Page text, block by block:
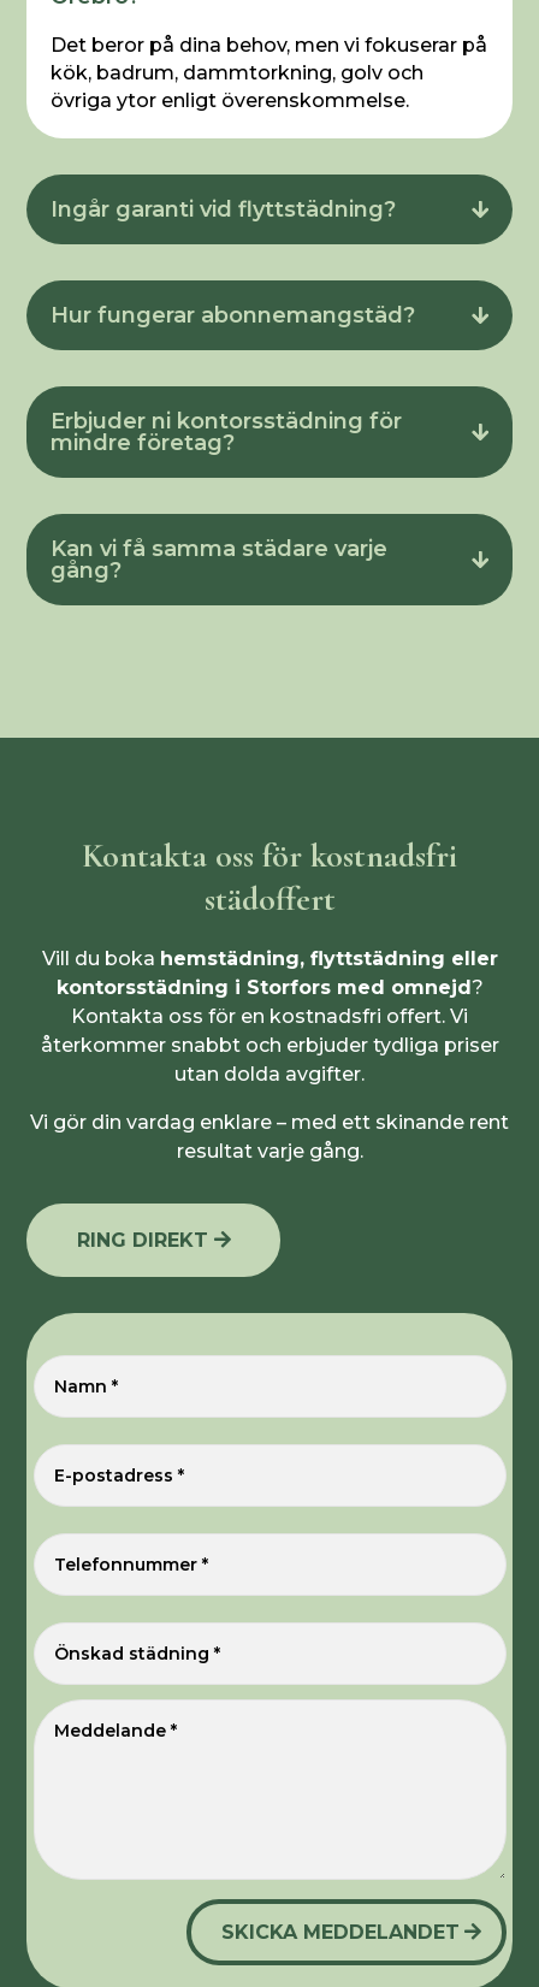
Det beror på dina behov, men vi fokuserar på
kök, badrum, dammtorkning, golv och
övriga ytor enligt överenskommelse.
Ingår garanti vid flyttstädning?
Hur fungerar abonnemangstäd?
Erbjuder ni kontorsstädning för
mindre företag?
Kan vi få samma städare varje
gång?
Kontakta oss för kostnadsfri
städoffert
Vill du boka hemstädning, flyttstädning eller
kontorsstädning i Storfors med omnejd?
Kontakta oss för en kostnadsfri offert. Vi
återkommer snabbt och erbjuder tydliga priser
utan dolda avgifter.
Vi gör din vardag enklare – med ett skinande rent
resultat varje gång.
RING DIREKT
SKICKA MEDDELANDET